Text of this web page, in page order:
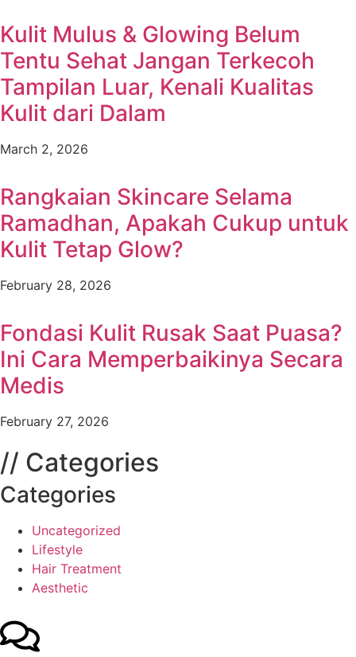
Kulit Mulus & Glowing Belum
Tentu Sehat Jangan Terkecoh
Tampilan Luar, Kenali Kualitas
Kulit dari Dalam
March 2, 2026
Rangkaian Skincare Selama
Ramadhan, Apakah Cukup untuk
Kulit Tetap Glow?
February 28, 2026
Fondasi Kulit Rusak Saat Puasa?
Ini Cara Memperbaikinya Secara
Medis
February 27, 2026
// Categories
Categories
Uncategorized
Lifestyle
Hair Treatment
Aesthetic